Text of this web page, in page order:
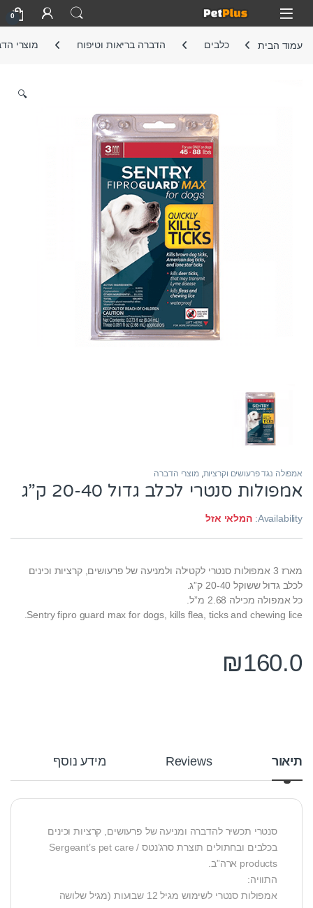
Skip to navigation
Skip to content
Open
0
עמוד הבית כלבים הדברה בריאות וטיפוח מוצרי
🔍
אמפולה נגד פרעושים וקרציות,מוצרי הדברה
אמפולות סנטרי לכלב גדול 20-40 ק”ג
Availability: המלאי אזל
מארז 3 אמפולות סנטרי
לקטילה ולמניעה של פרעושים, קרציות וכינים
לכלב גדול ששוקל 20-40 ק”ג.
כל אמפולה מכילה 2.68 מ”ל.
Sentry fipro guard max for dogs, kills flea, ticks and chewing lice.
₪160.0
תיאור Reviews מידע נוסף
סנטרי תכשיר להדברה ומניעה של פרעושים, קרציות וכינים
בכלבים ובחתולים תוצרת סרג’נטס / Sergeant’s pet care
products ארה”ב.
התוויה:
אמפולות סנטרי לשימוש מגיל 12 שבועות (מגיל שלושה